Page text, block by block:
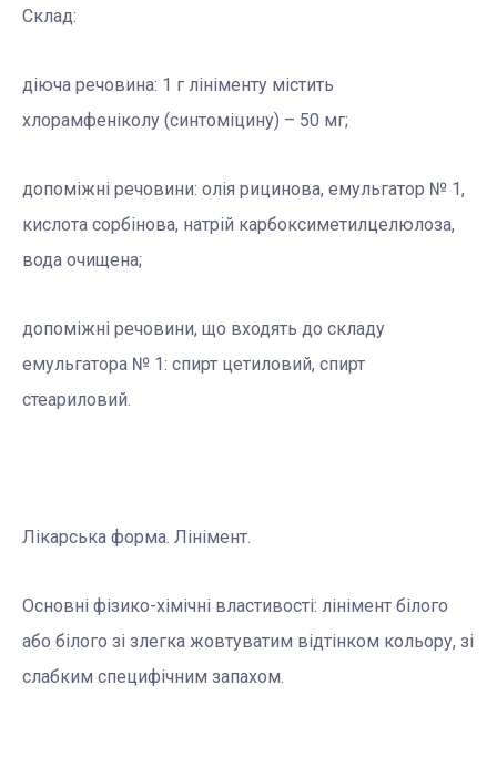
Склад:
діюча речовина: 1 г лініменту містить
хлорамфеніколу (синтоміцину) – 50 мг;
допомiжнi речовини: олія рицинова, емульгатор № 1,
кислота сорбінова, натрій карбоксиметилцелюлоза,
вода очищена;
допоміжні речовини, що входять до складу
емульгатора № 1: спирт цетиловий, спирт
стеариловий.
Лікарська форма. Лінімент.
Основні фізико-хімічні властивості: лінімент білого
або білого зі злегка жовтуватим відтінком кольору, зі
слабким специфічним запахом.